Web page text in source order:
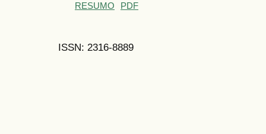
RESUMO PDF
ISSN: 2316-8889